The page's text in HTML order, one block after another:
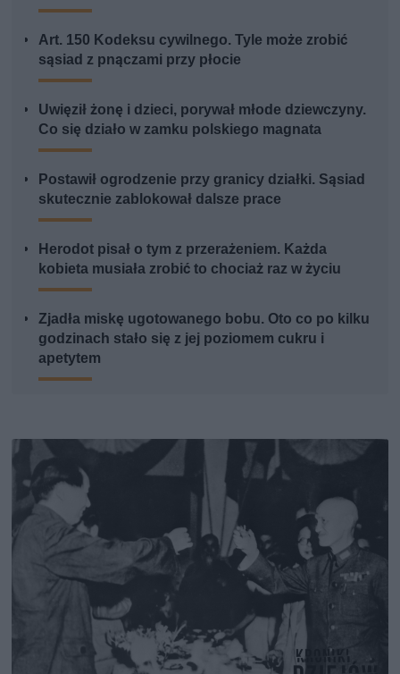
Art. 150 Kodeksu cywilnego. Tyle może zrobić
sąsiad z pnączami przy płocie
Uwięził żonę i dzieci, porywał młode dziewczyny.
Co się działo w zamku polskiego magnata
Postawił ogrodzenie przy granicy działki. Sąsiad
skutecznie zablokował dalsze prace
Herodot pisał o tym z przerażeniem. Każda
kobieta musiała zrobić to chociaż raz w życiu
Zjadła miskę ugotowanego bobu. Oto co po kilku
godzinach stało się z jej poziomem cukru i
apetytem